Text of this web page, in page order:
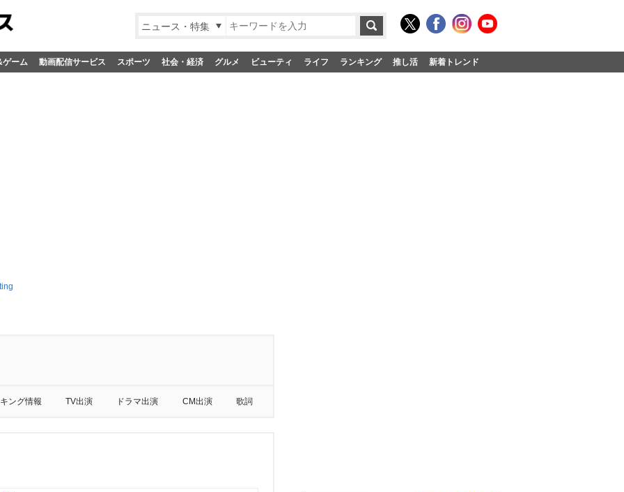
ニュース・特集
ゲーム 動画配信サービス スポーツ 社会・経済 グルメ ビューティ ライフ ランキング 推し活 新着トレンド
ング情報 TV出演 ドラマ出演 CM出演 歌詞